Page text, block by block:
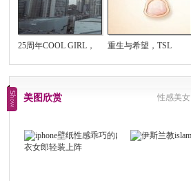
25周年COOL GIRL，
重生与希望，TSL
美图欣赏 性感美女